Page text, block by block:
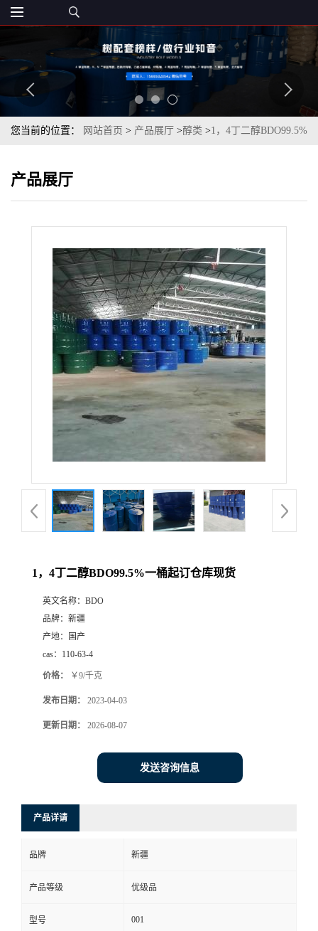
您当前的位置： 网站首页 > 产品展厅 >醇类 >1，4丁二醇BDO99.5%
产品展厅
1，4丁二醇BDO99.5%一桶起订仓库现货
英文名称： BDO
品牌： 新疆
产地：
国产
cas： 110-63-4
价格： ￥9/千克
发布日期： 2023-04-03
更新日期： 2026-08-07
发送咨询信息
产品详请
品牌 新疆
产品等级 优级品
型号 001